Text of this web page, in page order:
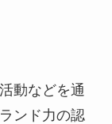
動などを通
ンド力の認